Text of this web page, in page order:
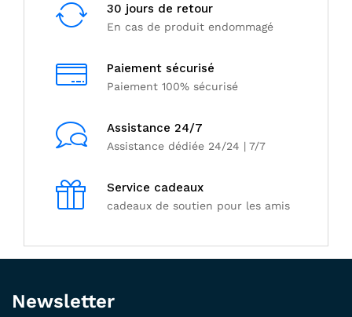
30 jours de retour
En cas de produit endommagé
Paiement sécurisé
Paiement 100% sécurisé
Assistance 24/7
Assistance dédiée 24/24 | 7/7
Service cadeaux
cadeaux de soutien pour les amis
Newsletter